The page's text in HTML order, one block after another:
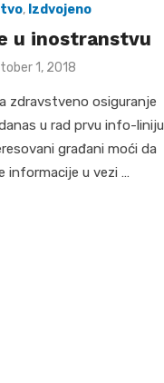
, Izdvojeno
u inostranstvu
1, 2018
zdravstveno osiguranje
u rad prvu info-liniju
građani moći da
informacije u vezi …